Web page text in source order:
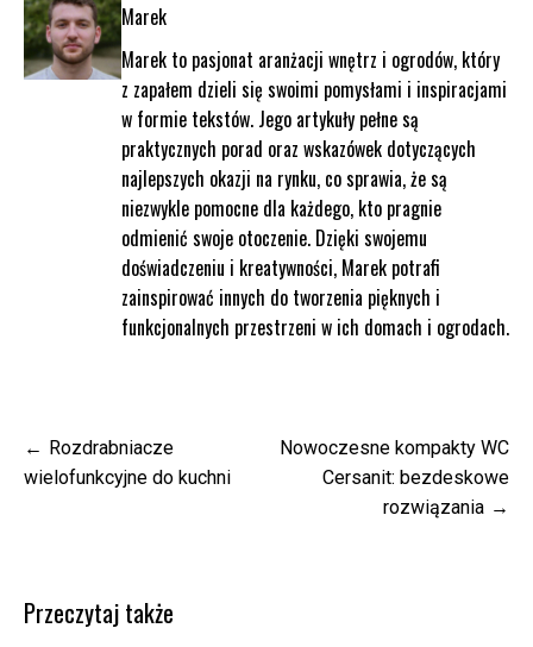
Marek
Marek to pasjonat aranżacji wnętrz i ogrodów, który
z zapałem dzieli się swoimi pomysłami i inspiracjami
w formie tekstów. Jego artykuły pełne są
praktycznych porad oraz wskazówek dotyczących
najlepszych okazji na rynku, co sprawia, że są
niezwykle pomocne dla każdego, kto pragnie
odmienić swoje otoczenie. Dzięki swojemu
doświadczeniu i kreatywności, Marek potrafi
zainspirować innych do tworzenia pięknych i
funkcjonalnych przestrzeni w ich domach i ogrodach.
Nawigacja
wpisu
Rozdrabniacze
wielofunkcyjne do kuchni
Nowoczesne kompakty WC
Cersanit: bezdeskowe
rozwiązania
Przeczytaj także